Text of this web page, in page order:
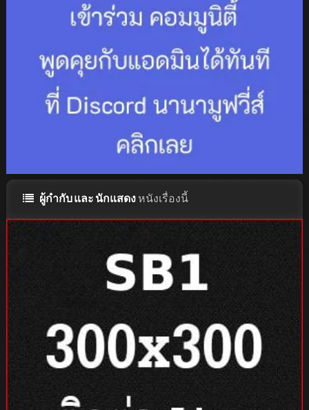
ผู้กำกับ และ นักแสดงหนังเรื่องนี้